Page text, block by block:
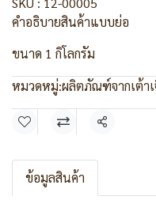
คำอธิบายสินค้าแบบย่อ
ขนาด 1 กิโลกรัม
หมวดหมู่:ผลิตภัณฑ์จากเต้าเ
แชร์
ข้อมูลสินค้า